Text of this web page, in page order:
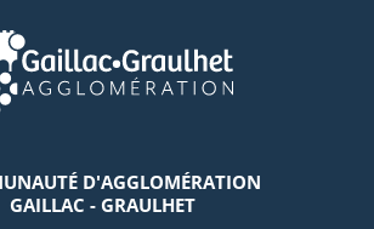
D'AGGLOMÉRATION
GAILLAC - GRAULHET